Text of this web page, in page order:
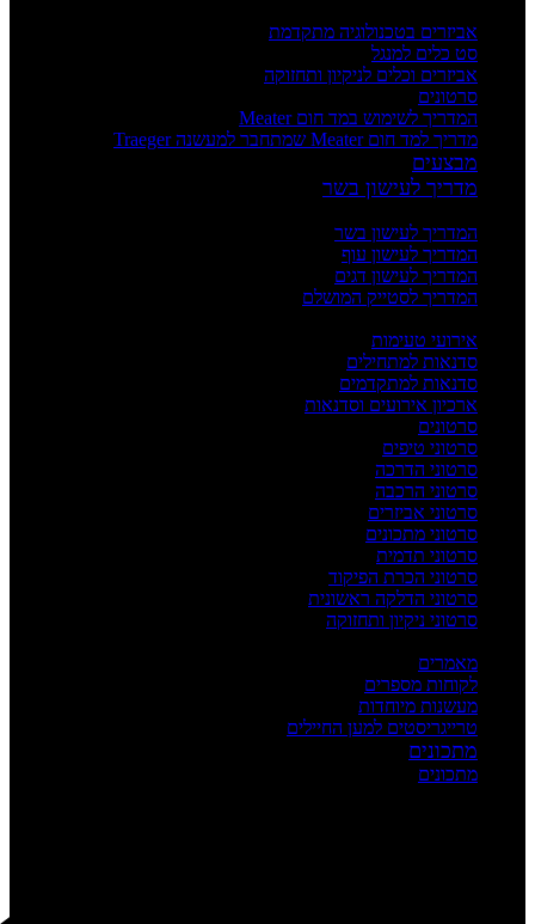
אביזרים בטכנולוגיה מתקדמת
סט כלים למנגל
אביזרים וכלים לניקיון ותחזוקה
סרטונים
המדריך לשימוש במד חום Meater
מדריך למד חום Meater שמתחבר למעשנה Traeger
מבצעים
מדריך לעישון בשר
המדריך לעישון בשר
המדריך לעישון עוף
המדריך לעישון דגים
המדריך לסטייק המושלם
אירועי טעימות
סדנאות למתחילים
סדנאות למתקדמים
ארכיון אירועים וסדנאות
סרטונים
סרטוני טיפים
סרטוני הדרכה
סרטוני הרכבה
סרטוני אביזרים
סרטוני מתכונים
סרטוני תדמית
סרטוני הכרת הפיקוד
סרטוני הדלקה ראשונית
סרטוני ניקיון ותחזוקה
מאמרים
לקוחות מספרים
מעשנות מיוחדות
טרייגריסטים למען החיילים
מתכונים
מתכונים